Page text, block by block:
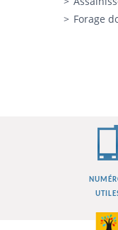
Forage